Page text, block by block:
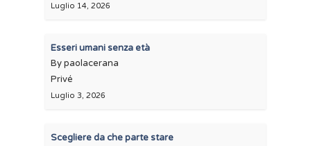
Luglio 14, 2026
Esseri umani senza età
By paolacerana
Privé
Luglio 3, 2026
Scegliere da che parte stare